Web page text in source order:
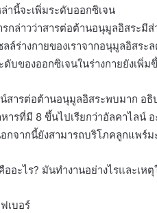
านี้จะเพิ่มระดับออกซิเจน
กล่าวว่าสารต่อต้านอนุมูลอิสระมี
ล์ร่างกายของเราจากอนุมูลอิสร
ดับของออกซิเจนในร่างกายยังเพิ่ม
สารต่อต้านอนุมูลอิสระพบมาก อธิ
หารที่มี 8 ขึ้นไปเรียกว่าอัลคาไล
กจากนี้ยังสามารถบริโภคลูกแพร์
อะไร? มันทำงานอย่างไรและเ
เบอร์